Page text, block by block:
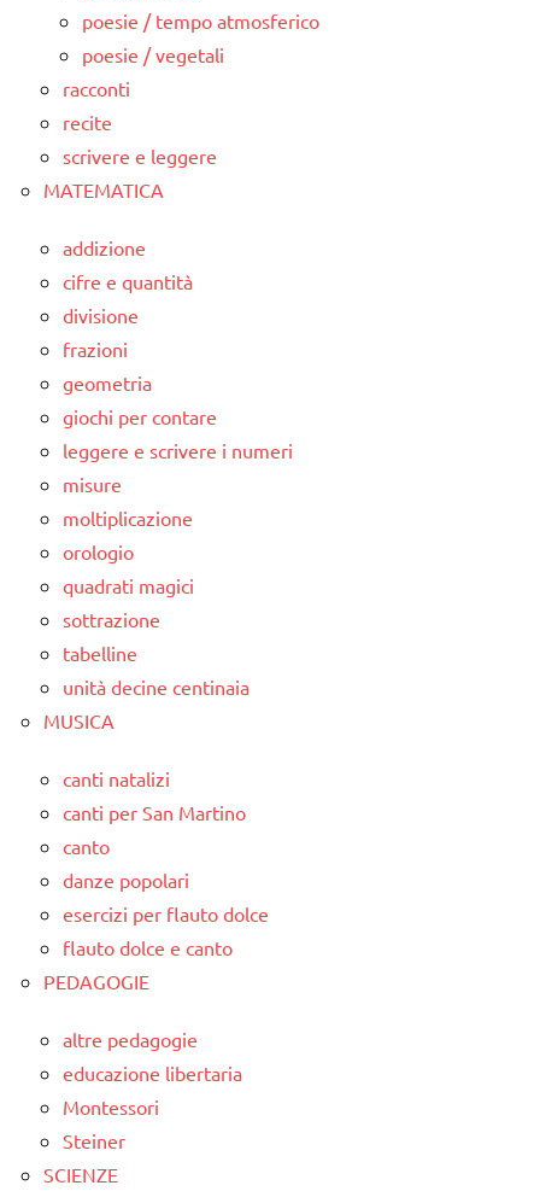
poesie / tempo atmosferico
poesie / vegetali
racconti
recite
scrivere e leggere
MATEMATICA
addizione
cifre e quantità
divisione
frazioni
geometria
giochi per contare
leggere e scrivere i numeri
misure
moltiplicazione
orologio
quadrati magici
sottrazione
tabelline
unità decine centinaia
MUSICA
canti natalizi
canti per San Martino
canto
danze popolari
esercizi per flauto dolce
flauto dolce e canto
PEDAGOGIE
altre pedagogie
educazione libertaria
Montessori
Steiner
SCIENZE